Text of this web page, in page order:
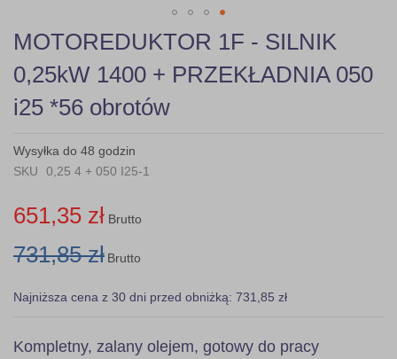
Skip
to
the
beginning
of
the
gallery
MOTOREDUKTOR 1F - SILNIK
0,25kW 1400 + PRZEKŁADNIA 050
i25 *56 obrotów
Wysyłka do 48 godzin
SKU
0,25 4 + 050 I25-1
651,35 zł Brutto
731,85 zł Brutto
Najniższa cena z 30 dni przed obniżką: 731,85 zł
Kompletny, zalany olejem, gotowy do pracy